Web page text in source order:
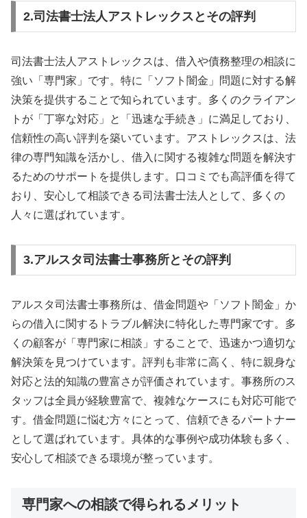
2.司法書士法人アストレックスとその評判
司法書士法人アストレックスは、借入や債務整理の相談に
強い「専門家」です。特に「ソフト闇金」問題に対する解
決策を提供することで知られています。多くのクライアン
トが「丁寧な対応」と「迅速な手続き」に満足しており、
信頼性の高い評判を築いています。アストレックスは、法
律の専門知識を活かし、借入に関する複雑な問題を解決す
るためのサポートを提供します。口コミでも高評価を得て
おり、安心して相談できる司法書士法人として、多くの
人々に選ばれています。
3.アルスタ司法書士事務所とその評判
アルスタ司法書士事務所は、借金問題や「ソフト闇金」か
らの借入に関するトラブル解決に特化した専門家です。多
くの顧客が「専門家に相談」することで、迅速かつ適切な
解決策を見つけています。評判も非常に高く、特に親身な
対応と法的知識の豊富さが評価されています。事務所のス
タッフは全員が経験豊富で、複雑なケースにも対応可能で
す。借金問題に悩む方々にとって、信頼できるパートナー
として選ばれています。具体的な事例や成功体験も多く、
安心して相談できる環境が整っています。
専門家への相談で得られるメリット